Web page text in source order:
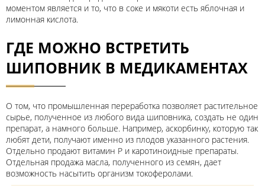
моментом является и то, что в соке и мякоти есть яблочная и
лимонная кислота.
ГДЕ МОЖНО ВСТРЕТИТЬ
ШИПОВНИК В МЕДИКАМЕНТАХ
О том, что промышленная переработка позволяет растительное
сырье, полученное из любого вида шиповника, создать не один
препарат, а намного больше. Например, аскорбинку, которую так
любят дети, получают именно из плодов указанного растения.
Отдельно продают витамин Р и каротиноидные препараты.
Отдельная продажа масла, полученного из семян, дает
возможность насытить организм токоферолами.